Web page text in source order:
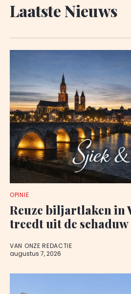
Laatste Nieuws
OPINIE
Reuze biljartlaken in
treedt uit de schaduw
VAN ONZE REDACTIE
augustus 7, 2026